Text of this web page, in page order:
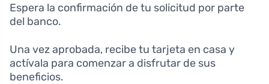
Espera la confirmación de tu solicitud por parte
del banco.
Una vez aprobada, recibe tu tarjeta en casa y
actívala para comenzar a disfrutar de sus
beneficios.